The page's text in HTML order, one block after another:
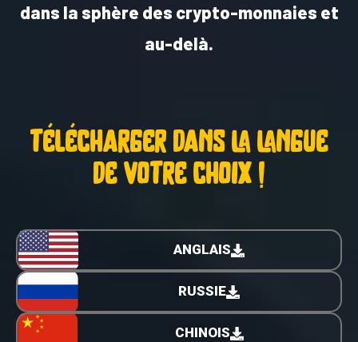
dans la sphère des crypto-monnaies et
au-delà.
télécharger dans la langue
de votre choix !
ANGLAIS
RUSSIE
CHINOIS